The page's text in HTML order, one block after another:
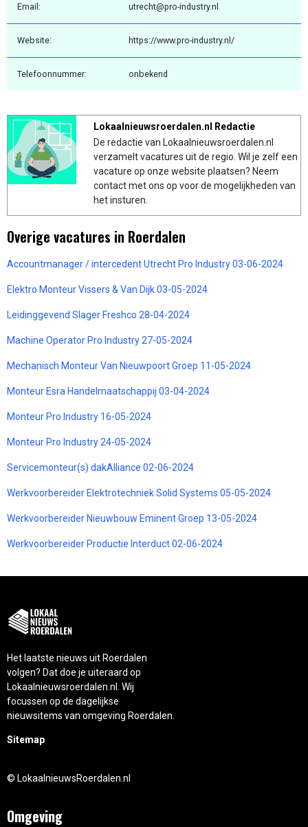
Email: utrecht@pro-industry.nl
Website: https://www.pro-industry.nl/
Telefoonnummer: onbekend
Lokaalnieuwsroerdalen.nl Redactie
De redactie van Lokaalnieuwsroerdalen.nl
verzamelt vacatures uit de regio. Wil je zelf een
vacature op onze website plaatsen? Neem
contact met ons op voor de mogelijkheden van
het insturen.
Overige vacatures in Roerdalen
Accountmanager / intercedent Utrecht Pro Industry 03-06-2024
Elektro Monteur Vissers & Van Dijk 03-05-2024
Leidinggevend Slager Freshco 28-04-2024
Machine Operator Pro Industry 27-05-2024
Mechanisch Monteur Van Nieuwpoort Groep 11-05-2024
Monteur Esra Handelmaatschappij 03-04-2024
Monteur Pro Industry 16-05-2024
Monteur Pro Industry 24-05-2024
Servicemonteur(s) dakAlliance 02-06-2024
Werkvoorbereider Elektrotechniek Solid Systems 05-05-2024
Werkvoorbereider Nieuwbouw Eminent Groep 13-05-2024
Werkvoorbereider Productie Interduct 02-06-2024
Het laatste nieuws uit Roerdalen
volgen? Dat doe je uiteraard op
Lokaalnieuwsroerdalen.nl. Wij
focussen op de dagelijkse
nieuwsitems van omgeving Roerdalen.
Sitemap
© LokaalnieuwsRoerdalen.nl
Omgeving